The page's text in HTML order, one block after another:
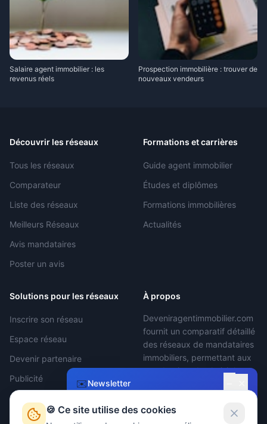
Salaire agent immobilier : les
revenus réels
Prospection immobilière : trouver de
nouveaux vendeurs
Découvrir les réseaux
Tous les réseaux
Comparateur
Liste des réseaux
Meilleurs Réseaux
Avis mandataires
Poster un avis
Formations et carrières
Guide agent immobilier
Études et diplômes
Formations immobilières
Actualités
Solutions pour les réseaux
Inscrire son réseau
Espace réseau
Devenir partenaire
Publicité
À propos
Deveniragentimmobilier.com
fournit un comparatif détaillé
des réseaux de mandataires
immobiliers, permettant aux
mandataires de choisir le
Devenir Agent
✉️Newsletter
Restez informé !
🍪 Ce site utilise des cookies